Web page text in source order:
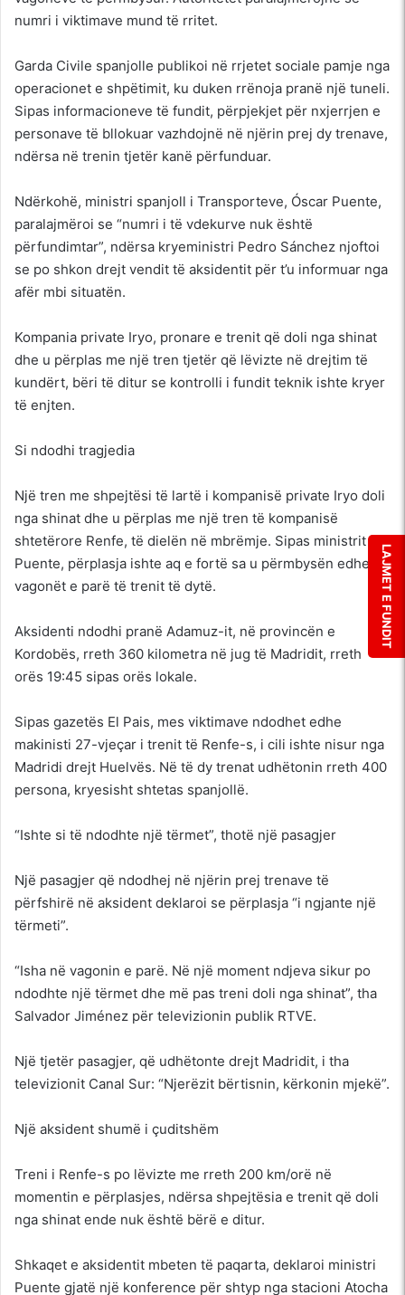
numri i viktimave mund të rritet.
Garda Civile spanjolle publikoi në rrjetet sociale pamje nga
operacionet e shpëtimit, ku duken rrënoja pranë një tuneli.
Sipas informacioneve të fundit, përpjekjet për nxjerrjen e
personave të bllokuar vazhdojnë në njërin prej dy trenave,
ndërsa në trenin tjetër kanë përfunduar.
Ndërkohë, ministri spanjoll i Transporteve, Óscar Puente,
paralajmëroi se “numri i të vdekurve nuk është
përfundimtar”, ndërsa kryeministri Pedro Sánchez njoftoi
se po shkon drejt vendit të aksidentit për t’u informuar nga
afër mbi situatën.
Kompania private Iryo, pronare e trenit që doli nga shinat
dhe u përplas me një tren tjetër që lëvizte në drejtim të
kundërt, bëri të ditur se kontrolli i fundit teknik ishte kryer
të enjten.
Si ndodhi tragjedia
Një tren me shpejtësi të lartë i kompanisë private Iryo doli
nga shinat dhe u përplas me një tren të kompanisë
shtetërore Renfe, të dielën në mbrëmje. Sipas ministrit
Puente, përplasja ishte aq e fortë sa u përmbysën edhe dy
vagonët e parë të trenit të dytë.
Aksidenti ndodhi pranë Adamuz-it, në provincën e
Kordobës, rreth 360 kilometra në jug të Madridit, rreth
orës 19:45 sipas orës lokale.
Sipas gazetës El Pais, mes viktimave ndodhet edhe
makinisti 27-vjeçar i trenit të Renfe-s, i cili ishte nisur nga
Madridi drejt Huelvës. Në të dy trenat udhëtonin rreth 400
persona, kryesisht shtetas spanjollë.
“Ishte si të ndodhte një tërmet”, thotë një pasagjer
Një pasagjer që ndodhej në njërin prej trenave të
përfshirë në aksident deklaroi se përplasja “i ngjante një
tërmeti”.
“Isha në vagonin e parë. Në një moment ndjeva sikur po
ndodhte një tërmet dhe më pas treni doli nga shinat”, tha
Salvador Jiménez për televizionin publik RTVE.
Një tjetër pasagjer, që udhëtonte drejt Madridit, i tha
televizionit Canal Sur: “Njerëzit bërtisnin, kërkonin mjekë”.
Një aksident shumë i çuditshëm
Treni i Renfe-s po lëvizte me rreth 200 km/orë në
momentin e përplasjes, ndërsa shpejtësia e trenit që doli
nga shinat ende nuk është bërë e ditur.
Shkaqet e aksidentit mbeten të paqarta, deklaroi ministri
Puente gjatë një konference për shtyp nga stacioni Atocha
LAJMET E FUNDIT